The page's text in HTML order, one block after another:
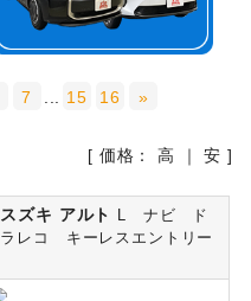
7 15 16 »
[ 価格：高 ｜安 ]
スズキ アルト
L ナビ ド
ラレコ キーレスエントリー